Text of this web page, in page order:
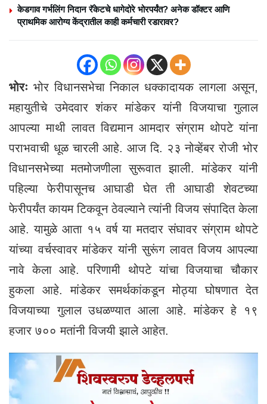
केडगाव गर्भलिंग निदान रॅकेटचे धागेदोरे भोरपर्यंत? अनेक डॉक्टर आणि
प्राथमिक आरोग्य केंद्रातील काही कर्मचारी रडारावर?
भोरः भोर विधानसभेचा निकाल धक्कादायक लागला असून,
महायुतीचे उमेदवार शंकर मांडेकर यांनी विजयाचा गुलाल
आपल्या माथी लावत विद्यमान आमदार संग्राम थोपटे यांना
पराभवाची धूळ चारली आहे. आज दि. २३ नोव्हेंबर रोजी भोर
विधानसभेच्या मतमोजणीला सुरूवात झाली. मांडेकर यांनी
पहिल्या फेरीपासूनच आघाडी घेत ती आघाडी शेवटच्या
फेरीपर्यंत कायम टिकवून ठेवल्याने त्यांनी विजय संपादित केला
आहे. यामुळे आता १५ वर्ष या मतदार संघावर संग्राम थोपटे
यांच्या वर्चस्वावर मांडेकर यांनी सुरूंग लावत विजय आपल्या
नावे केला आहे. परिणामी थोपटे यांचा विजयाचा चौकार
हुकला आहे. मांडेकर समर्थकांकडून मोठ्या घोषणात देत
विजयाच्या गुलाल उधळण्यात आला आहे. मांडेकर हे १९
हजार ७०० मतांनी विजयी झाले आहेत.